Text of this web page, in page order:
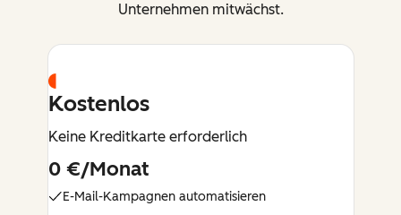
Unternehmen mitwächst.
Kostenlos
Keine Kreditkarte erforderlich
0 €/Monat
E-Mail-Kampagnen automatisieren